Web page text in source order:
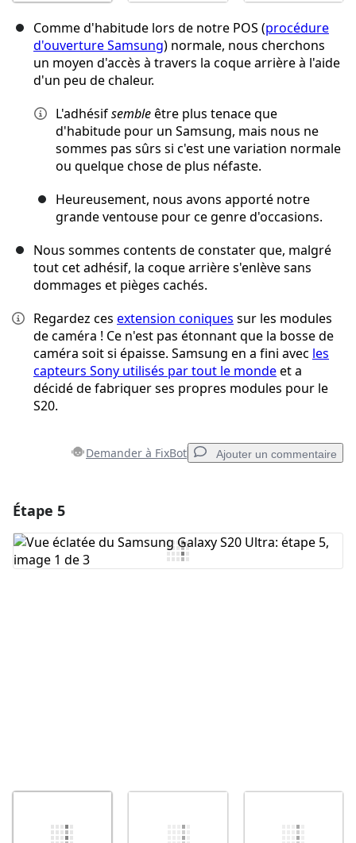
Comme d'habitude lors de notre POS (procédure
d'ouverture Samsung) normale, nous cherchons
un moyen d'accès à travers la coque arrière à l'aide
d'un peu de chaleur.
L'adhésifsembleêtre plus tenace que
d'habitude pour un Samsung, mais nous ne
sommes pas sûrs si c'est une variation normale
ou quelque chose de plus néfaste.
Heureusement, nous avons apporté notre
grande ventouse pour ce genre d'occasions.
Nous sommes contents de constater que, malgré
tout cet adhésif, la coque arrière s'enlève sans
dommages et pièges cachés.
Regardez ces extension coniques sur les modules
de caméra ! Ce n'est pas étonnant que la bosse de
caméra soit si épaisse. Samsung en a fini avec les
capteurs Sony utilisés par tout le mondeet a
décidé de fabriquer ses propres modules pour le
S20.
Demander à FixBot Ajouter un commentaire
Ajouter un commentaire
Étape 5